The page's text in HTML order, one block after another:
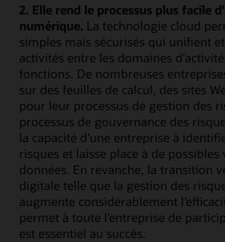
2. Elle rend le processus plus facile
numérique. La technologie cloud
simples mais sécurisés qui unifient
activités entre les domaines
fonctions. De nombreuses
sur des feuilles de calcul, des sites
pour leur processus de gestion des
processus de gouvernance des
la capacité d’une entreprise à
risques et laisse place à de
données. En revanche, la transition
digitale telle que la gestion des
augmente considérablement
permet à toute l’entreprise de
est essentiel au succès.